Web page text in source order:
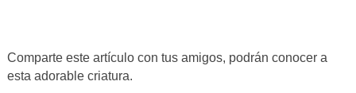
Comparte este artículo con tus amigos, podrán conocer a
esta adorable criatura.